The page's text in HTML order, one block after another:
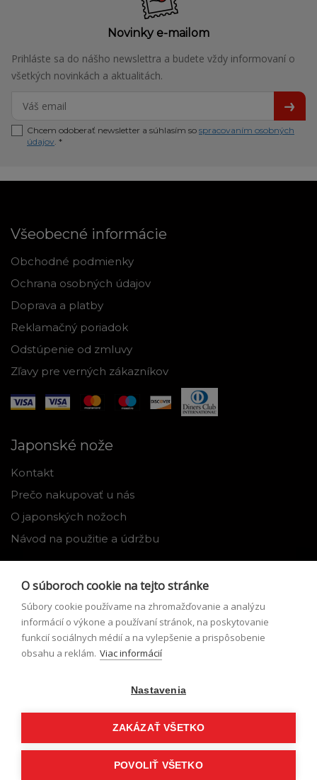
Novinky e-mailom
Prihláste sa do nášho newslettra a budete vždy informovaní o
všetkých novinkách a aktualitách.
Chcem odoberať newsletter a súhlasím so spracovaním osobných
údajov. *
Všeobecné informácie
Obchodné podmienky
Ochrana osobných údajov
Doprava a platby
Reklamačný poriadok
Odstúpenie od zmluvy
Zľavy pre verných zákazníkov
Japonské nože
Kontakt
Prečo nakupovať u nás
O japonských nožoch
Návod na použitie a údržbu
Môj profil
Zabudnuté heslo
Formulár pre odstúpenie od zmluvy
O súboroch cookie na tejto stránke
Súbory cookie používame na zhromažďovanie a analýzu
informácií o výkone a používaní stránok, na poskytovanie
funkcií sociálnych médií a na vylepšenie a prispôsobenie
obsahu a reklám. Viac informácií
Nastavenia
ZAKÁZAŤ VŠETKO
POVOLIŤ VŠETKO